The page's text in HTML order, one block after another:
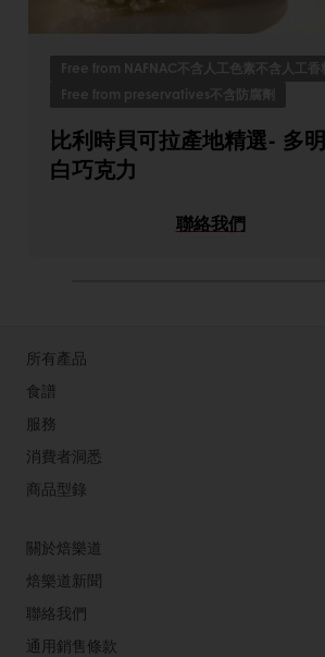
Free from NAFNAC不含人工色素不含人工香
Free from preservatives不含防腐劑
比利時貝可拉產地精選- 多
白巧克力
聯絡我們
所有產品
食譜
服務
消費者洞悉
商品型錄
關於焙樂道
焙樂道新聞
聯絡我們
通用銷售條款